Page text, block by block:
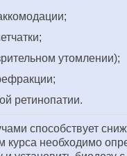
утомлении);
ретинопатии.
способствует
курса необходимо